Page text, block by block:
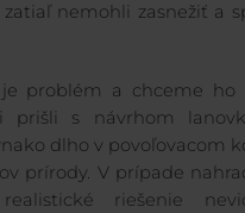
nemohli zasnežiť a
je problém a chceme ho
s návrhom
dlho v povoľovacom
prírody. V prípade
riešenie